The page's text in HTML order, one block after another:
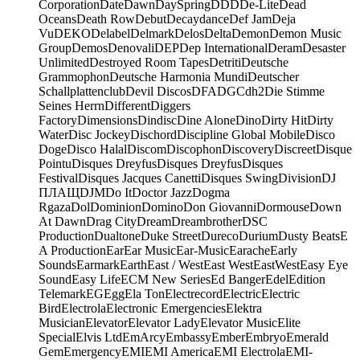
CorporationDateDawnDaySpringDDDDe-LiteDead
OceansDeath RowDebutDecaydanceDef JamDeja
VuDEKODelabelDelmarkDelosDeltaDemonDemon Music
GroupDemosDenovaliDEPDep InternationalDeramDesaster
UnlimitedDestroyed Room TapesDetritiDeutsche
GrammophonDeutsche Harmonia MundiDeutscher
SchallplattenclubDevil DiscosDFADGCdh2Die Stimme
Seines HerrnDifferentDiggers
FactoryDimensionsDindiscDine AloneDinoDirty HitDirty
WaterDisc JockeyDischordDiscipline Global MobileDisco
DogeDisco HalalDiscomDiscophonDiscoveryDiscreetDisque
PointuDisques DreyfusDisques DreyfusDisques
FestivalDisques Jacques CanettiDisques SwingDivisionDJ
ПЛАЩDJMDo ItDoctor JazzDogma
RgazaDolDominionDominoDon GiovanniDormouseDown
At DawnDrag CityDreamDreambrotherDSC
ProductionDualtoneDuke StreetDurecoDuriumDusty BeatsE
A ProductionEarEar MusicEar-MusicEaracheEarly
SoundsEarmarkEarthEast / WestEast WestEastWestEasy Eye
SoundEasy LifeECM New SeriesEd BangerEdelEdition
TelemarkEGEggEla TonElectrecordElectricElectric
BirdElectrolaElectronic EmergenciesElektra
MusicianElevatorElevator LadyElevator MusicElite
SpecialElvis LtdEmArcyEmbassyEmberEmbryoEmerald
GemEmergencyEMIEMI AmericaEMI ElectrolaEMI-